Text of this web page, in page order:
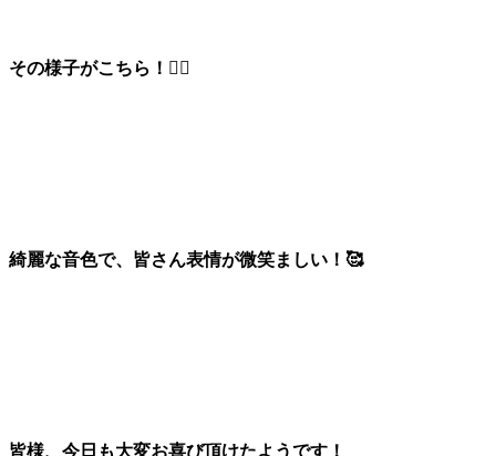
その様子がこちら！💁‍♀️
綺麗な音色で、皆さん表情が微笑ましい！🥰
皆様、今日も大変お喜び頂けたようです！